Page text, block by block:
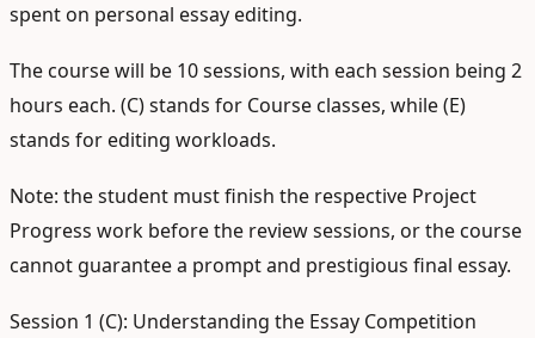
spent on personal essay editing.
The course will be 10 sessions, with each session being 2
hours each. (C) stands for Course classes, while (E)
stands for editing workloads.
Note: the student must finish the respective Project
Progress work before the review sessions, or the course
cannot guarantee a prompt and prestigious final essay.
Session 1 (C): Understanding the Essay Competition